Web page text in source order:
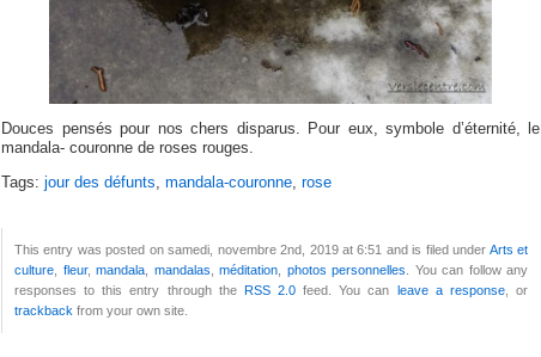
Douces pensés pour nos chers disparus. Pour eux, symbole d’éternité, le
mandala- couronne de roses rouges.
Tags: jour des défunts mandala-couronne rose
This entry was posted on samedi, novembre 2nd, 2019 at 6:51 and is filed under Arts et
culture
fleur, mandala mandalas méditation photos personnelles . You can follow any
responses to this entry through the RSS 2.0 feed. You can leave a response, or
trackback from your own site.